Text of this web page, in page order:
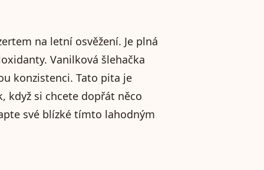
na letní osvěžení. Je plná
Vanilková šlehačka
konzistenci. Tato pita je
když si chcete dopřát něco
své blízké tímto lahodným